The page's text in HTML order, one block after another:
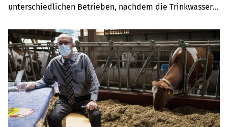
unterschiedlichen Betrieben, nachdem die Trinkwasser-
Gemüsebauer Thomas Wyssa und der Landwirt Urs Bürgi
sagen, wie es für sie weitergeht.